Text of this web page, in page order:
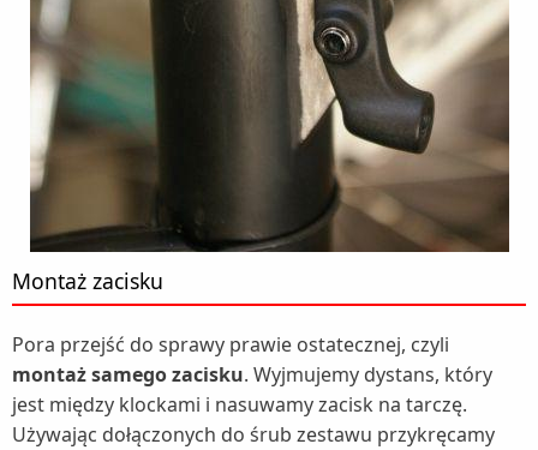
Montaż zacisku
Pora przejść do sprawy prawie ostatecznej, czyli
montaż samego zacisku. Wyjmujemy dystans, który
jest między klockami i nasuwamy zacisk na tarczę.
Używając dołączonych do śrub zestawu przykręcamy